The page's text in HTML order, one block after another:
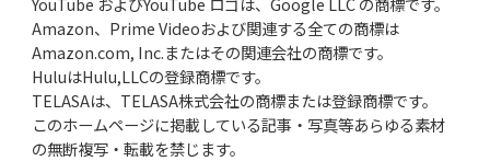
Amazon、Prime Videoおよび関連する全ての商標は
Amazon.com, Inc.またはその関連会社の商標です。
HuluはHulu,LLCの登録商標です。
TELASAは、TELASA株式会社の商標または登録商標です。
このホームページに掲載している記事・写真等あらゆる素材
の無断複写・転載を禁じます。